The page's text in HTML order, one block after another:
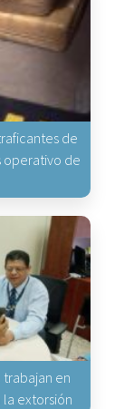
de
operativo de
trabajan en
extorsión